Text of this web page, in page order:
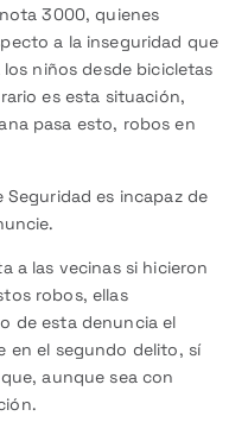
3000, quienes
a la inseguridad que
niños desde bicicletas
es esta situación,
pasa esto, robos en
Seguridad es incapaz de
a las vecinas si hicieron
robos, ellas
de esta denuncia el
en el segundo delito, sí
aunque sea con